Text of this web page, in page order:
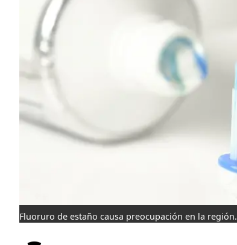
Fluoruro de estaño causa preocupación en la región.